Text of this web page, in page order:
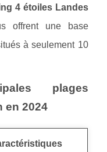
4 étoiles Landes
offrent une base
à seulement 10
plages
en 2024